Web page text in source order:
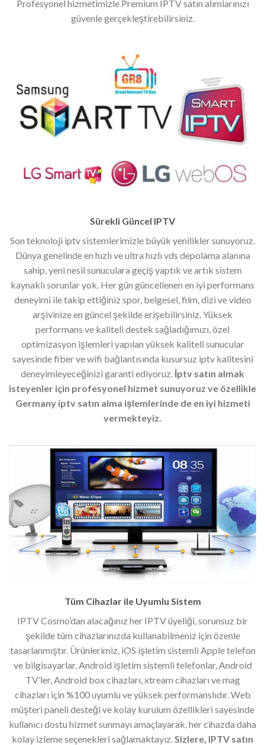
Profesyonel hizmetimizle Premium IPTV satın alımlarınızı
güvenle gerçekleştirebilirsiniz.
Sürekli Güncel IPTV
Son teknoloji iptv sistemlerimizle büyük yenilikler sunuyoruz.
Dünya genelinde en hızlı ve ultra hızlı vds depolama alanına
sahip, yeni nesil sunuculara geçiş yaptık ve artık sistem
kaynaklı sorunlar yok. Her gün güncellenen en iyi performans
deneyimi ile takip ettiğiniz spor, belgesel, film, dizi ve video
arşivinize en güncel şekilde erişebilirsiniz. Yüksek
performans ve kaliteli destek sağladığımızı, özel
optimizasyon işlemleri yapılan yüksek kaliteli sunucular
sayesinde fiber ve wifi bağlantısında kusursuz iptv kalitesini
deneyimleyeceğinizi garanti ediyoruz. İptv satın almak
isteyenler için profesyonel hizmet sunuyoruz ve özellikle
Germany iptv satın alma işlemlerinde de en iyi hizmeti
vermekteyiz.
Tüm Cihazlar ile Uyumlu Sistem
IPTV Cosmo’dan alacağınız her IPTV üyeliği, sorunsuz bir
şekilde tüm cihazlarınızda kullanabilmeniz için özenle
tasarlanmıştır. Ürünlerimiz, iOS işletim sistemli Apple telefon
ve bilgisayarlar, Android işletim sistemli telefonlar, Android
TV’ler, Android box cihazları, xtream cihazları ve mag
cihazları için %100 uyumlu ve yüksek performanslıdır. Web
müşteri paneli desteği ve kolay kurulum özellikleri sayesinde
kullanıcı dostu hizmet sunmayı amaçlayarak, her cihazda daha
kolay izleme seçenekleri sağlamaktayız. Sizlere, IPTV satın